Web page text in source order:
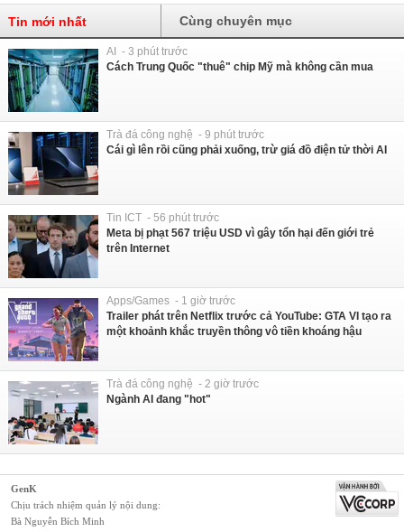
Tin mới nhất Cùng chuyên mục
AI - 3 phút trước
Cách Trung Quốc "thuê" chip Mỹ mà không cần mua
Trà đá công nghệ - 9 phút trước
Cái gì lên rồi cũng phải xuống, trừ giá đồ điện tử thời AI
Tin ICT - 56 phút trước
Meta bị phạt 567 triệu USD vì gây tổn hại đến giới trẻ
trên Internet
Apps/Games - 1 giờ trước
Trailer phát trên Netflix trước cả YouTube: GTA VI tạo ra
một khoảnh khắc truyền thông vô tiền khoáng hậu
Trà đá công nghệ - 2 giờ trước
Ngành AI đang "hot"
GenK
Chịu trách nhiệm quản lý nội dung:
Bà Nguyễn Bích Minh